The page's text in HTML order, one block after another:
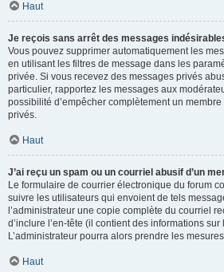
Haut
Je reçois sans arrêt des messages
Vous pouvez supprimer automatiquement les
en utilisant les filtres de message dans les
privée. Si vous recevez des messages privés
particulier, rapportez les messages aux
possibilité d’empêcher complètement un
privés.
Haut
J’ai reçu un spam ou un courriel abusif d’un
Le formulaire de courrier électronique du forum
suivre les utilisateurs qui envoient de tels
l’administrateur une copie complète du courriel
d’inclure l’en-tête (il contient des informations
L’administrateur pourra alors prendre les
Haut